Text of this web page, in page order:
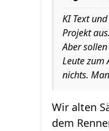
KI Text
Projekt
Aber
Leute zum
nichts.
Wir alten
dem